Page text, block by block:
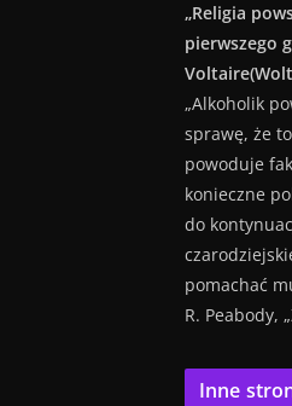
„Religia
pierwszego
„Alkoholik
sprawę, że
powoduje
konieczne
do
pomachać
R. Peabody,
Inne